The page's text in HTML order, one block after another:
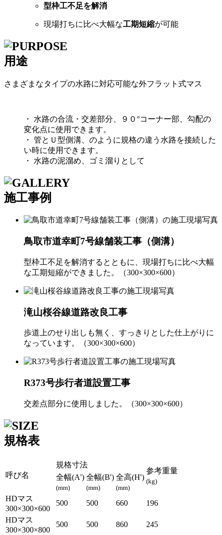
型枠工不足を解消
現場打ちに比べ大幅な工期短縮が可能
用途
さまざまなタイプの水路に対応可能な外フラット式マス
・ 水路の合流・交差部分、９０°コーナー部、勾配の
変化点に使用できます。
・ 管とＵ型側溝、のように規格の違う水路を接続した
い時に使用できます。
・ 水路の泥溜め、ゴミ溜りとして
施工事例
鳥取市道幸町7号線舗装工事（側溝）
型枠工不足を解消するとともに、現場打ちに比べ大幅
な工期短縮ができました。（300×300×600）
滝山桜谷線道路改良工事
歩道上のせり出しも無く、すっきりとした仕上がりに
なっています。（300×300×600）
R373号歩行者道設置工事
交差点部分に使用しました。（300×300×600）
規格表
呼び名
規格寸法
参考重量
(kg)
全幅(A')
(mm)
全幅(B')
(mm)
全高(H')
(mm)
HDマス
300×300×600
500 500 660
196
HDマス
300×300×800
500 500 860
245